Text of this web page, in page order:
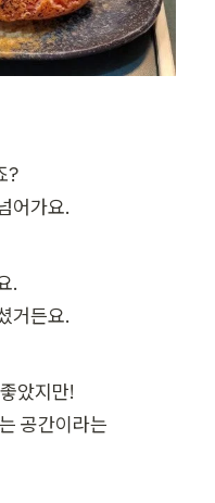
?
어가요.
.
거든요.
았지만!
공간이라는